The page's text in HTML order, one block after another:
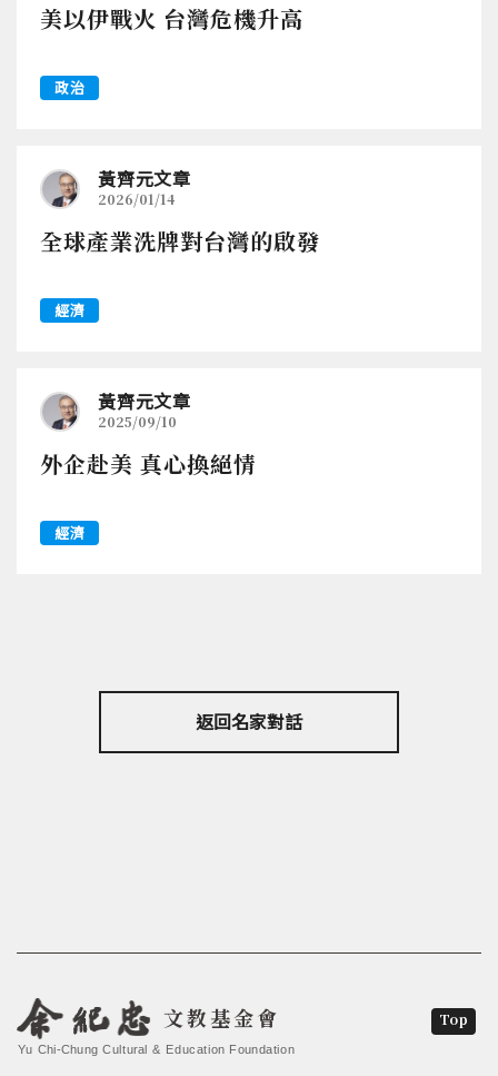
美以伊戰火 台灣危機升高
政治
黃齊元文章
2026/01/14
全球產業洗牌對台灣的啟發
經濟
黃齊元文章
2025/09/10
外企赴美 真心換絕情
經濟
返回名家對話
文教基金會
Yu Chi-Chung Cultural & Education Foundation
Top